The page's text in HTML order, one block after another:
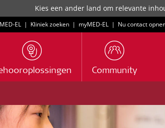
Kies een ander land om relevante
EL | Kliniek zoeken | myMED‑EL | Nu contact
Community